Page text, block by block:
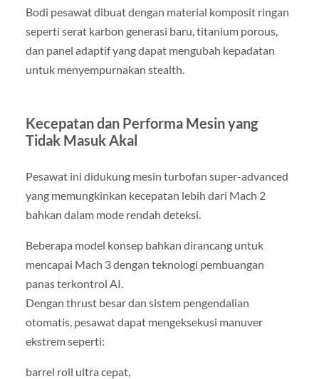
Bodi pesawat dibuat dengan material komposit ringan
seperti serat karbon generasi baru, titanium porous,
dan panel adaptif yang dapat mengubah kepadatan
untuk menyempurnakan stealth.
Kecepatan dan Performa Mesin yang
Tidak Masuk Akal
Pesawat ini didukung mesin turbofan super-advanced
yang memungkinkan kecepatan lebih dari Mach 2
bahkan dalam mode rendah deteksi.
Beberapa model konsep bahkan dirancang untuk
mencapai Mach 3 dengan teknologi pembuangan
panas terkontrol AI.
Dengan thrust besar dan sistem pengendalian
otomatis, pesawat dapat mengeksekusi manuver
ekstrem seperti:
barrel roll ultra cepat,